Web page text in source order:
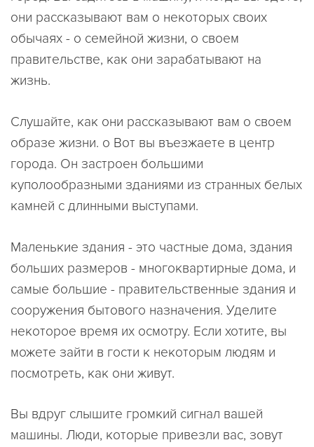
они рассказывают вам о некоторых своих
обычаях - о семейной жизни, о своем
правительстве, как они зарабатывают на
жизнь.
Слушайте, как они рассказывают вам о своем
образе жизни. o Вот вы въезжаете в центр
города. Он застроен большими
куполообразными зданиями из странных белых
камней с длинными выступами.
Маленькие здания - это частные дома, здания
больших размеров - многоквартирные дома, и
самые большие - правительственные здания и
сооружения бытового назначения. Уделите
некоторое время их осмотру. Если хотите, вы
можете зайти в гости к некоторым людям и
посмотреть, как они живут.
Вы вдруг слышите громкий сигнал вашей
машины. Люди, которые привезли вас, зовут